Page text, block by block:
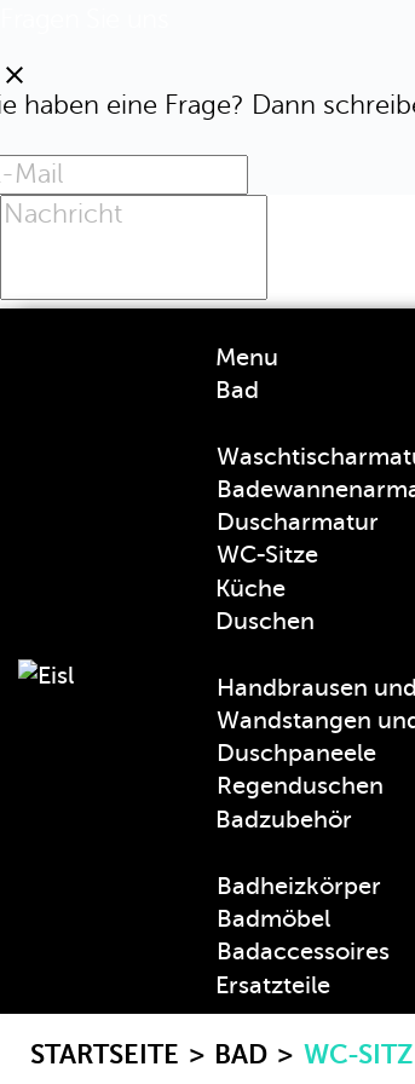
clear
haben eine Frage? Dann
Menu
Bad
Duscharmatur
WC-Sitze
Küche
Duschen
Handbrausen
Wandstangen
Duschpaneele
Regenduschen
Badzubehör
Badheizkörper
Badmöbel
Badaccessoires
Ersatzteile
STARTSEITE BAD WC-